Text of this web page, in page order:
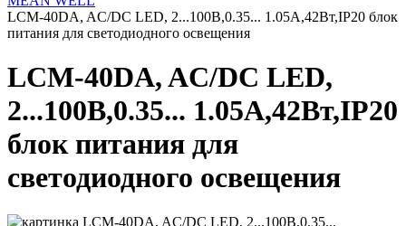
LCM-40DA, AC/DC LED, 2...100В,0.35... 1.05А,42Вт,IP20 блок
питания для светодиодного освещения
LCM-40DA, AC/DC LED,
2...100В,0.35... 1.05А,42Вт,IP20
блок питания для
светодиодного освещения